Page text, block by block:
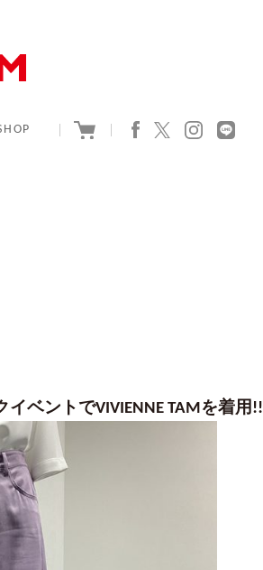
イベントでVIVIENNE TAMを着用!!